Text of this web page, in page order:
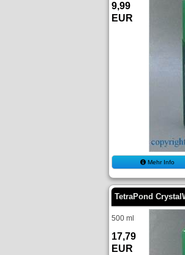
9,99
EUR
Mehr Info
TetraPond
500 ml
17,79
EUR